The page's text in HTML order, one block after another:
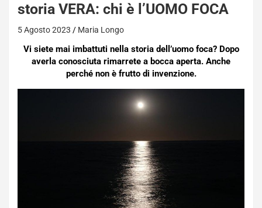
storia VERA: chi è l’UOMO FOCA
5 Agosto 2023 Maria Longo
Vi siete mai imbattuti nella storia dell’uomo foca? Dopo
averla conosciuta rimarrete a bocca aperta. Anche
perché non è frutto di invenzione.